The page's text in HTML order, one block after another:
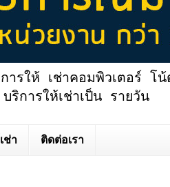
ารให้ เช่าคอมพิวเตอร์
การให้เช่าเป็น รายวัน
ช่า ติดต่อเรา